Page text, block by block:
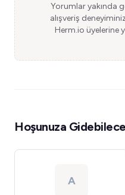
Yorumlar yakında
alışveriş
Herm.io üyelerine
Hoşunuza
A